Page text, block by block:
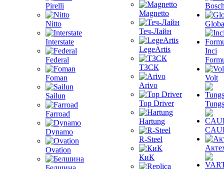
Pirelli
Nitto
Interstate
Federal
Foman
Sailun
Farroad
Dynamo
Ovation
Magnetto
Теч-Лайн
LegeArtis
ТЗСК
Arivo
Top Driver
Hartung
R-Steel
КиК
Inci
Volt